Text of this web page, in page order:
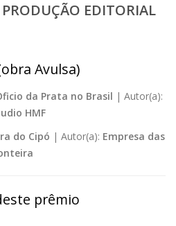
EDITORIAL
Avulsa)
da Prata no Brasil | Autor(a):
HMF
do Cipó | Autor(a): Empresa das
prêmio